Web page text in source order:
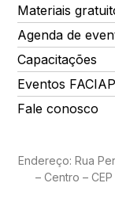
Materiais
Agenda de
Capacitações
Eventos FACIAP
Fale conosco
Endereço: Rua
– Centro –